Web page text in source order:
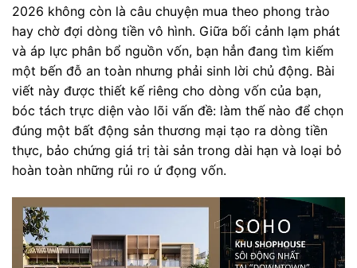
2026 không còn là câu chuyện mua theo phong trào
hay chờ đợi dòng tiền vô hình. Giữa bối cảnh lạm phát
và áp lực phân bổ nguồn vốn, bạn hẳn đang tìm kiếm
một bến đỗ an toàn nhưng phải sinh lời chủ động. Bài
viết này được thiết kế riêng cho dòng vốn của bạn,
bóc tách trực diện vào lõi vấn đề: làm thế nào để chọn
đúng một bất động sản thương mại tạo ra dòng tiền
thực, bảo chứng giá trị tài sản trong dài hạn và loại bỏ
hoàn toàn những rủi ro ứ đọng vốn.